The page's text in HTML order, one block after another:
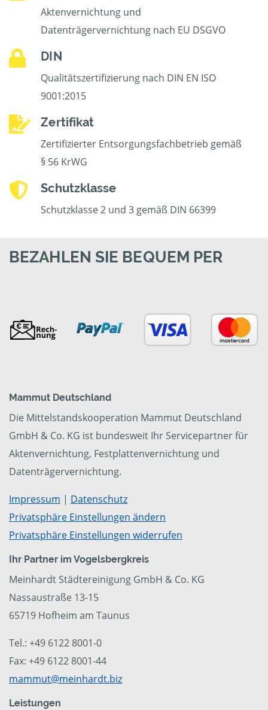
Aktenvernichtung und
Datenträgervernichtung nach EU DSGVO
DIN
Qualitätszertifizierung nach DIN EN ISO
9001:2015
Zertifikat
Zertifizierter Entsorgungsfachbetrieb gemäß
§ 56 KrWG
Schutzklasse
Schutzklasse 2 und 3 gemäß DIN 66399
BEZAHLEN SIE BEQUEM PER
Mammut Deutschland
Die Mittelstandskooperation Mammut Deutschland
GmbH & Co. KG ist bundesweit Ihr Servicepartner für
Aktenvernichtung, Festplattenvernichtung und
Datenträgervernichtung.
Impressum | Datenschutz
Privatsphäre Einstellungen ändern
Privatsphäre Einstellungen widerrufen
Ihr Partner im Vogelsbergkreis
Meinhardt Städtereinigung GmbH & Co. KG
Nassaustraße 13-15
65719 Hofheim am Taunus
Tel.: +49 6122 8001-0
Fax: +49 6122 8001-44
mammut@meinhardt.biz
Leistungen